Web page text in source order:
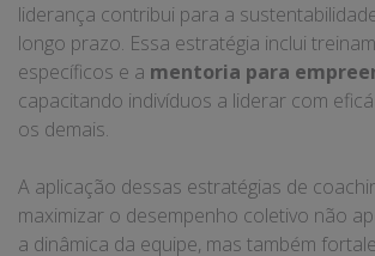
liderança contribui para a
longo prazo. Essa estratégia inclui
específicos e a mentoria para
capacitando indivíduos a liderar com
os demais.
A aplicação dessas estratégias de
maximizar o desempenho coletivo não
a dinâmica da equipe, mas também